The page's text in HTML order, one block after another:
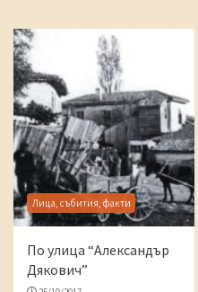
Лица, събития, факти
По улица “Александър
Дякович”